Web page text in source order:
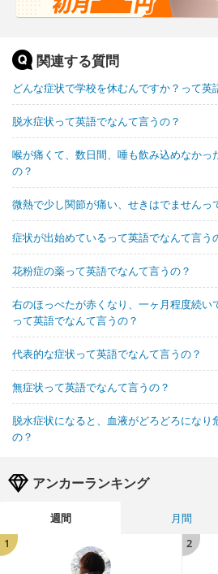
関連する質問
どんな症状で学校を休むんですか？って英
脱水症状って英語でなんて言うの？
喉が痛くて、数日間、唾も飲み込めなかっ
の？
微熱で少し関節が痛い、せきはでませんっ
症状が出始めているって英語でなんて言う
花粉症の薬って英語でなんて言うの？
右のほっぺたが赤くなり、一ヶ月程度続い
って英語でなんて言うの？
代表的な症状って英語でなんて言うの？
無症状って英語でなんて言うの？
脱水症状になると、血液がどろどろになり
の？
アンカーランキング
週間 月間
1
2